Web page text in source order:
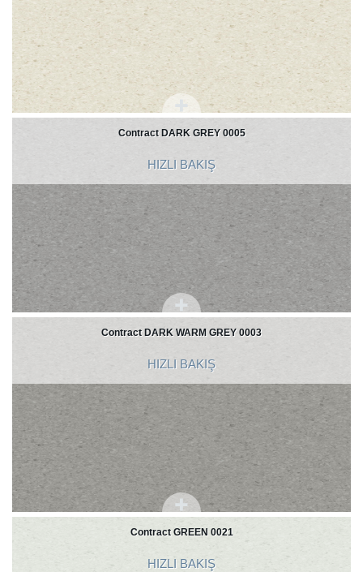
Contract DARK GREY 0005
HIZLI BAKIŞ
Contract DARK WARM GREY 0003
HIZLI BAKIŞ
Contract GREEN 0021
HIZLI BAKIŞ